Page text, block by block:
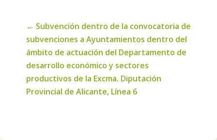
← Subvención dentro de la convocatoria de
subvenciones a Ayuntamientos dentro del
ámbito de actuación del Departamento de
desarrollo económico y sectores
productivos de la Excma. Diputación
Provincial de Alicante, Línea 6